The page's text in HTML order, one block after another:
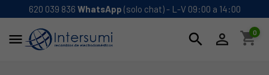
620 039 836 WhatsApp (solo chat) - L-V 09:00 a 14:00
 search  shopping_cart
0